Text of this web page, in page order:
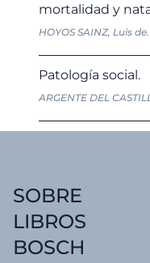
mortalidad y
HOYOS SAINZ, Luis de.
Patología social.
ARGENTE DEL
SOBRE
LIBROS
BOSCH